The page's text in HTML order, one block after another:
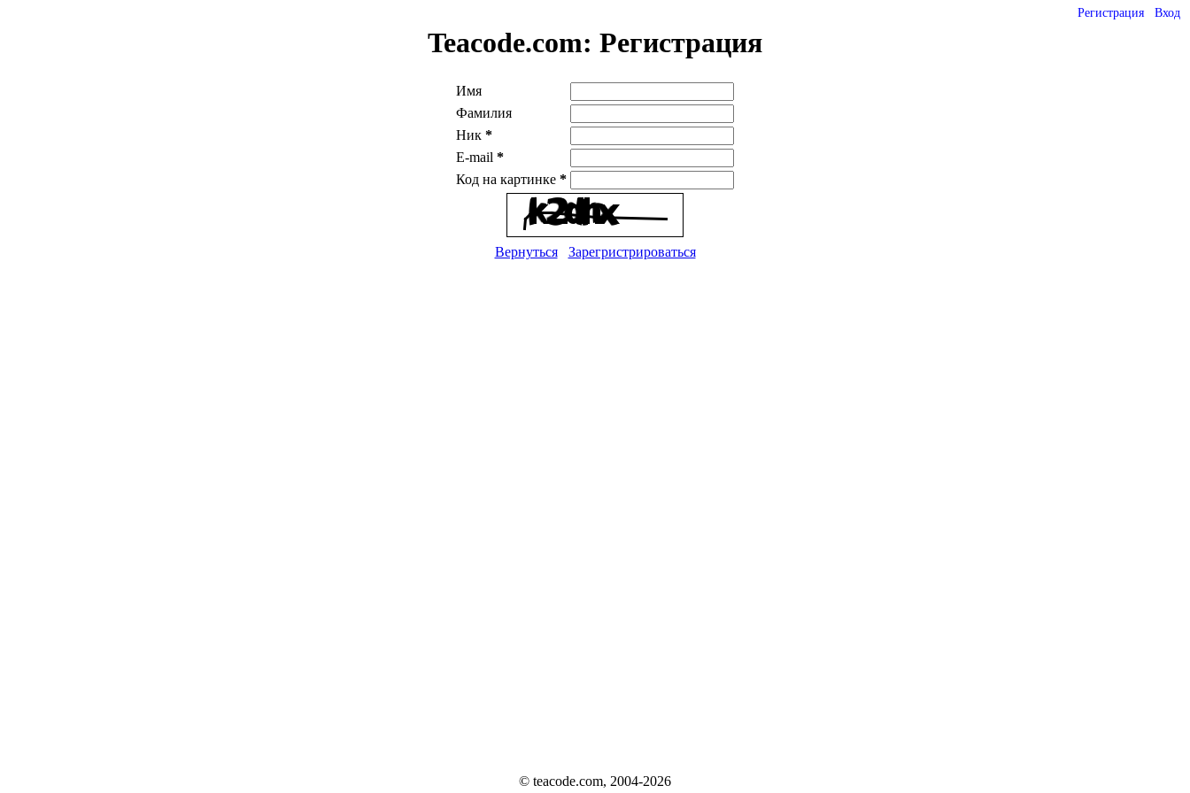
Регистрация Вход
Teacode.com: Регистрация
Имя
Фамилия
Ник *
E-mail *
Код на картинке *
Вернуться Зарегристрироваться
© teacode.com, 2004-2026